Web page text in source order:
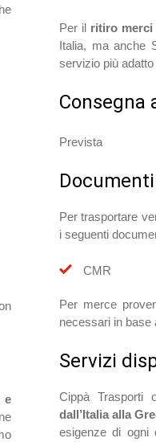
e
Per il ritiro merci
Italia, ma anche
servizio più
Consegna
Prevista
Per trasportare
i seguenti
CMR
Per merce
necessari in base
Servizi
Cippà Trasporti
dall’Italia alla
esigenze di ogni